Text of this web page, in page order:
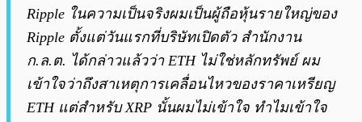
Ripple ในความเป็นจริงผมเป็นผู้ถือหุ้นรายใหญ่ของ
Ripple ตั้งแต่วันแรกที่บริษัทเปิดตัว สำนักงาน
ก.ล.ต. ได้กล่าวแล้วว่า ETH ไม่ใช่หลักทรัพย์ ผม
เข้าใจว่าถึงสาเหตุการเคลื่อนไหวของราคาเหรียญ
ETH แต่สำหรับ XRP นั้นผมไม่เข้าใจ ทำไมเข้าใจ